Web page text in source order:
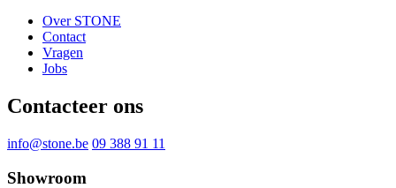
Footer
Over STONE
Contact
Vragen
Jobs
Contacteer ons
info@stone.be 09 388 91 11
Showroom